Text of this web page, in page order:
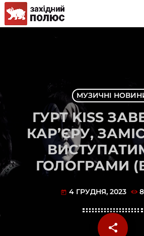
МУЗИЧНІ
ГУРТ KISS
КАР’ЄРУ,
ГОЛОГРАМИ
today 4 ГРУДНЯ, 2023
share
email